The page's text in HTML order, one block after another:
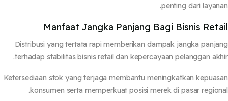
penting dari
Manfaat Jangka Panjang Bagi Bisnis
Distribusi yang tertata rapi memberikan dampak jangka
terhadap stabilitas bisnis retail dan kepercayaan pelanggan
Ketersediaan stok yang terjaga membantu meningkatkan
konsumen serta memperkuat posisi merek di pasar